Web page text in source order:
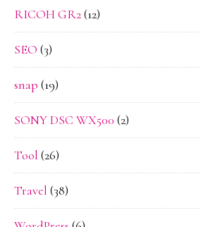
RICOH GR2(12)
SEO (3)
snap (19)
SONY DSC WX500 (2)
Tool (26)
Travel (38)